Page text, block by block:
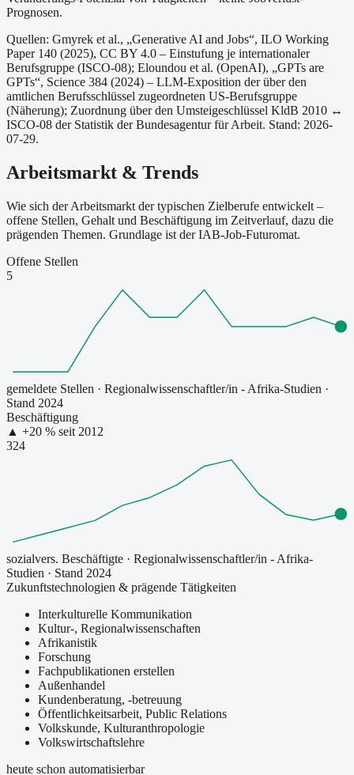
Prognosen.
Quellen: Gmyrek et al., „Generative AI and Jobs“, ILO Working
Paper 140 (2025), CC BY 4.0 – Einstufung je internationaler
Berufsgruppe (ISCO-08); Eloundou et al. (OpenAI), „GPTs are
GPTs“, Science 384 (2024) – LLM-Exposition der über den
amtlichen Berufsschlüssel zugeordneten US-Berufsgruppe
(Näherung); Zuordnung über den Umsteigeschlüssel KldB 2010 ↔
ISCO-08 der Statistik der Bundesagentur für Arbeit. Stand: 2026-
07-29.
Arbeitsmarkt & Trends
Wie sich der Arbeitsmarkt der typischen Zielberufe entwickelt –
offene Stellen, Gehalt und Beschäftigung im Zeitverlauf, dazu die
prägenden Themen. Grundlage ist der IAB-Job-Futuromat.
Offene Stellen
5
gemeldete Stellen · Regionalwissenschaftler/in - Afrika-Studien ·
Stand 2024
Beschäftigung
▲ +20 % seit 2012
324
sozialvers. Beschäftigte · Regionalwissenschaftler/in - Afrika-
Studien · Stand 2024
Zukunftstechnologien & prägende Tätigkeiten
Interkulturelle Kommunikation
Kultur-, Regionalwissenschaften
Afrikanistik
Forschung
Fachpublikationen erstellen
Außenhandel
Kundenberatung, -betreuung
Öffentlichkeitsarbeit, Public Relations
Volkskunde, Kulturanthropologie
Volkswirtschaftslehre
heute schon automatisierbar